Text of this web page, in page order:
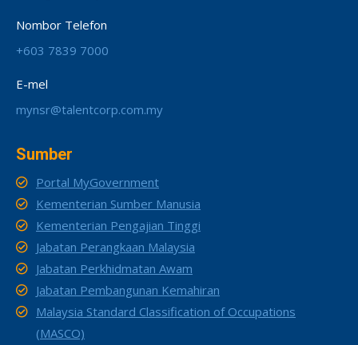
Nombor Telefon
+603 7839 7000
E-mel
mynsr@talentcorp.com.my
Sumber
Portal MyGovernment
Kementerian Sumber Manusia
Kementerian Pengajian Tinggi
Jabatan Perangkaan Malaysia
Jabatan Perkhidmatan Awam
Jabatan Pembangunan Kemahiran
Malaysia Standard Classification of Occupations
(MASCO)